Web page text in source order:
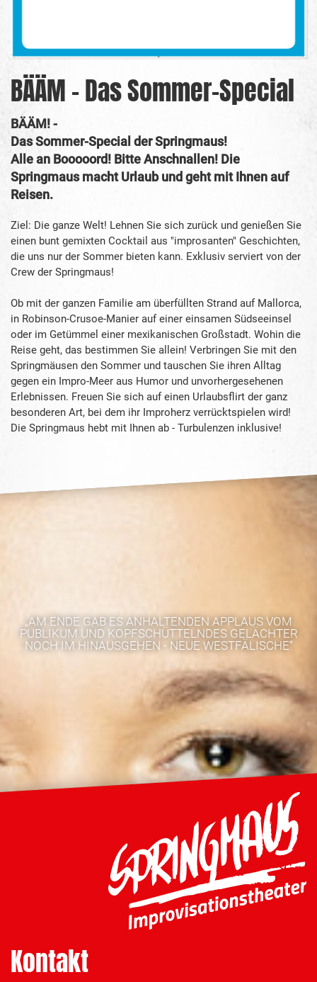
BÄÄM - Das Sommer-Special
BÄÄM! -
Das Sommer-Special der Springmaus!
Alle an Booooord! Bitte Anschnallen! Die
Springmaus macht Urlaub und geht mit Ihnen auf
Reisen.
Ziel: Die ganze Welt! Lehnen Sie sich zurück und genießen Sie
einen bunt gemixten Cocktail aus "improsanten" Geschichten,
die uns nur der Sommer bieten kann. Exklusiv serviert von der
Crew der Springmaus!
Ob mit der ganzen Familie am überfüllten Strand auf Mallorca,
in Robinson-Crusoe-Manier auf einer einsamen Südseeinsel
oder im Getümmel einer mexikanischen Großstadt. Wohin die
Reise geht, das bestimmen Sie allein! Verbringen Sie mit den
Springmäusen den Sommer und tauschen Sie ihren Alltag
gegen ein Impro-Meer aus Humor und unvorhergesehenen
Erlebnissen. Freuen Sie sich auf einen Urlaubsflirt der ganz
besonderen Art, bei dem ihr Improherz verrücktspielen wird!
Die Springmaus hebt mit Ihnen ab - Turbulenzen inklusive!
„AM ENDE GAB ES ANHALTENDEN APPLAUS VOM
PUBLIKUM UND KOPFSCHÜTTELNDES GELÄCHTER
NOCH IM HINAUSGEHEN - NEUE WESTFÄLISCHE“
Kontakt